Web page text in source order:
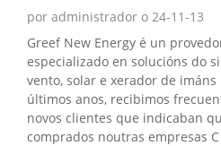
por administrador o 24-11-13
Greef New Energy é un
especializado en solucións do
vento, solar e xerador de imáns
últimos anos, recibimos
novos clientes que indicaban
comprados noutras empresas C